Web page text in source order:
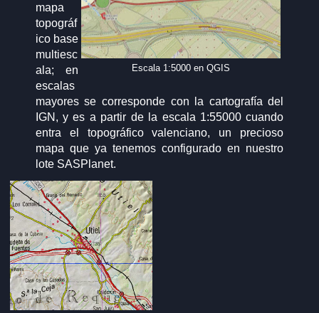
Escala 1:5000 en QGIS
mapa
topográf
ico base
multiesc
ala; en
escalas
mayores se corresponde con la cartografía del
IGN, y es a partir de la escala 1:55000 cuando
entra el topográfico valenciano, un precioso
mapa que ya tenemos configurado en nuestro
lote SASPlanet.